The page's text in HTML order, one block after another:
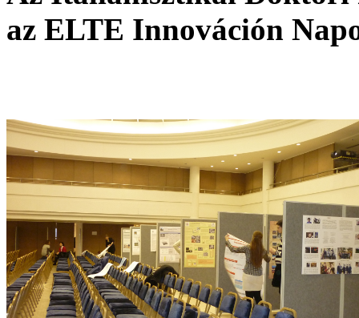
az ELTE Innováción